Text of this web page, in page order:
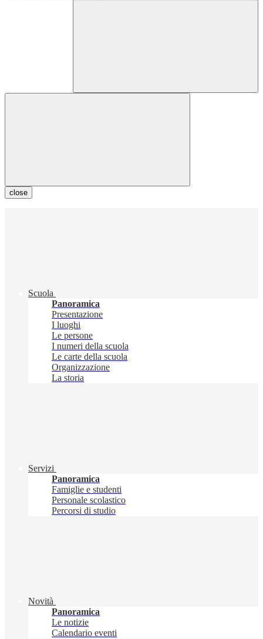
close
Scuola
Panoramica
Presentazione
I luoghi
Le persone
I numeri della scuola
Le carte della scuola
Organizzazione
La storia
Servizi
Panoramica
Famiglie e studenti
Personale scolastico
Percorsi di studio
Novità
Panoramica
Le notizie
Calendario eventi